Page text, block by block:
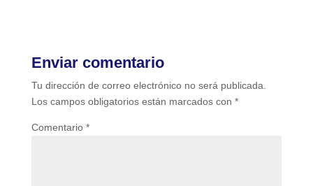
Enviar comentario
Tu dirección de correo electrónico no será publicada.
Los campos obligatorios están marcados con *
Comentario *